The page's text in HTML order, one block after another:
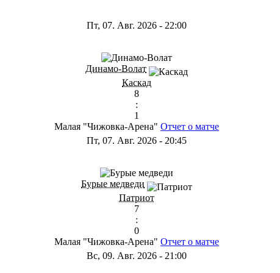
Пт, 07. Авг. 2026 - 22:00
Динамо-Волат
Каскад
8
:
1
Малая "Чижовка-Арена" Отчет о матче
Пт, 07. Авг. 2026 - 20:45
Бурые медведи
Патриот
7
:
0
Малая "Чижовка-Арена" Отчет о матче
Вс, 09. Авг. 2026 - 21:00